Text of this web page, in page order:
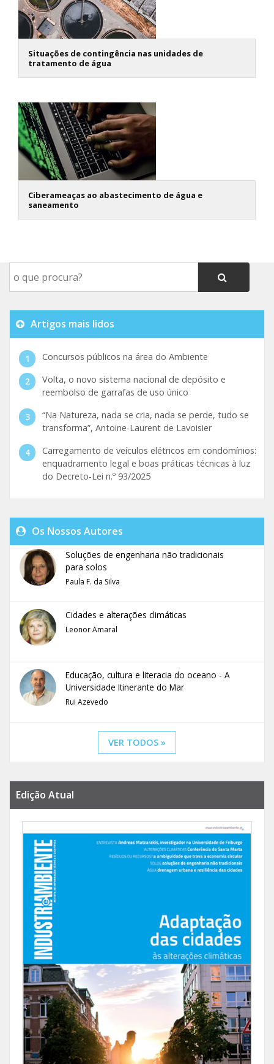
Situações de contingência nas unidades de
tratamento de água
Ciberameaças ao abastecimento de água e
saneamento
Artigos mais lidos
Concursos públicos na área do Ambiente
Volta, o novo sistema nacional de depósito e
reembolso de garrafas de uso único
“Na Natureza, nada se cria, nada se perde, tudo se
transforma”, Antoine-Laurent de Lavoisier
Carregamento de veículos elétricos em condomínios:
enquadramento legal e boas práticas técnicas à luz
do Decreto-Lei n.º 93/2025
Os Nossos Autores
Soluções de engenharia não tradicionais
para solos
Paula F. da Silva
Cidades e alterações climáticas
Leonor Amaral
Educação, cultura e literacia do oceano - A
Universidade Itinerante do Mar
Rui Azevedo
VER TODOS »
Edição Atual